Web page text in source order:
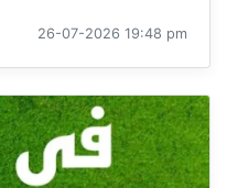
26-07-2026 19:48 pm